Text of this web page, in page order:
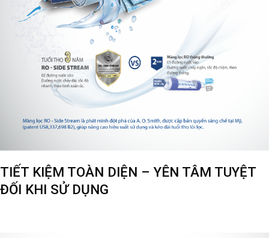
TIẾT KIỆM TOÀN DIỆN – YÊN TÂM TUYỆT
ĐỐI KHI SỬ DỤNG